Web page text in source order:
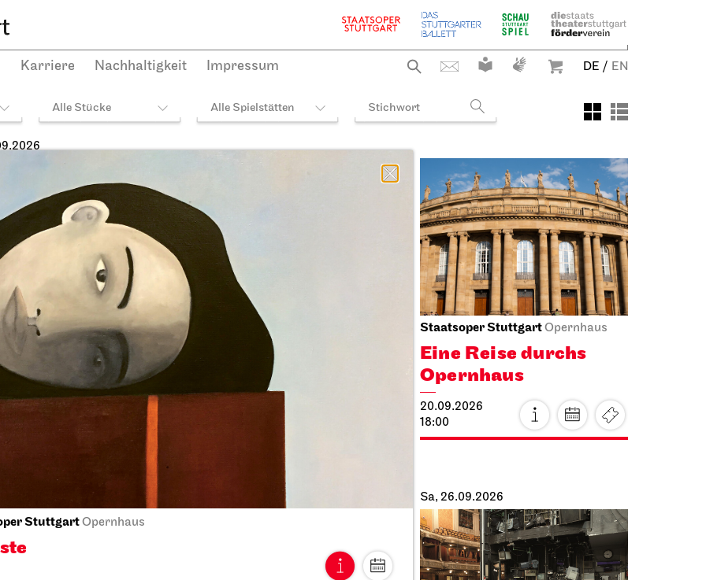
StuttgartOpernhaus
Karriere Nachhaltigkeit Impressum DE / EN
Alle Stücke Alle Spielstätten
StuttgartOpernhaus,
und Opernvorplatz
am
JOiN
Opernhaus, Foyer I. Rang
Singend durch den
Spielplan
Staatsoper StuttgartOpernhaus
Eine Reise durchs
Opernhaus
20.09.2026
18:00
Sa, 26.09.2026